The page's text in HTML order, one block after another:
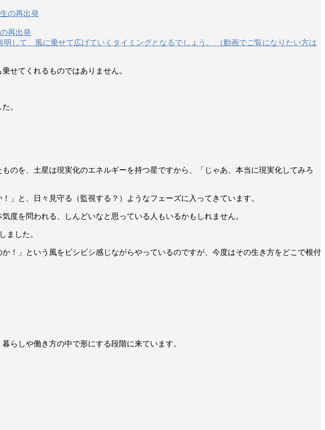
再出発
して、風に乗せて広げていくタイミングとなるでしょう。 （動画でご覧になりたい方は
せてくれるものではありません。
。
のを、土星は現実化のエネルギーを持つ星ですから、「じゃあ、本当に現実化してみろ
」と、日々見守る（監視する？）ようなフェーズに入ってきています。
度を問われる、しんどいなと思っている人もいるかもしれません。
ました。
！」という風をビシビシ感じながらやっているのですが、今度はその生き方をどこで根付
らしや働き方の中で形にする段階に来ています。